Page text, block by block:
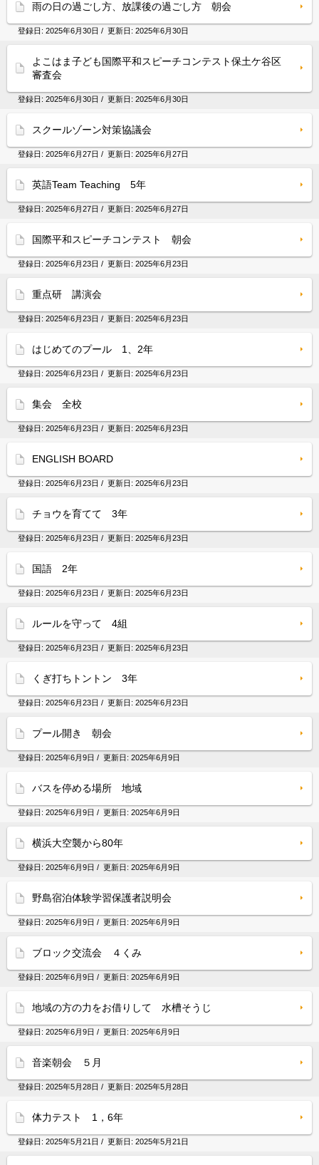
雨の日の過ごし方、放課後の過ごし方 朝会
登録日: 2025年6月30日 / 更新日: 2025年6月30日
よこはま子ども国際平和スピーチコンテスト保土ケ谷区
審査会
登録日: 2025年6月30日 / 更新日: 2025年6月30日
スクールゾーン対策協議会
登録日: 2025年6月27日 / 更新日: 2025年6月27日
英語Team Teaching 5年
登録日: 2025年6月27日 / 更新日: 2025年6月27日
国際平和スピーチコンテスト 朝会
登録日: 2025年6月23日 / 更新日: 2025年6月23日
重点研 講演会
登録日: 2025年6月23日 / 更新日: 2025年6月23日
はじめてのプール 1、2年
登録日: 2025年6月23日 / 更新日: 2025年6月23日
集会 全校
登録日: 2025年6月23日 / 更新日: 2025年6月23日
ENGLISH BOARD
登録日: 2025年6月23日 / 更新日: 2025年6月23日
チョウを育てて 3年
登録日: 2025年6月23日 / 更新日: 2025年6月23日
国語 2年
登録日: 2025年6月23日 / 更新日: 2025年6月23日
ルールを守って 4組
登録日: 2025年6月23日 / 更新日: 2025年6月23日
くぎ打ちトントン 3年
登録日: 2025年6月23日 / 更新日: 2025年6月23日
プール開き 朝会
登録日: 2025年6月9日 / 更新日: 2025年6月9日
バスを停める場所 地域
登録日: 2025年6月9日 / 更新日: 2025年6月9日
横浜大空襲から80年
登録日: 2025年6月9日 / 更新日: 2025年6月9日
野島宿泊体験学習保護者説明会
登録日: 2025年6月9日 / 更新日: 2025年6月9日
ブロック交流会 ４くみ
登録日: 2025年6月9日 / 更新日: 2025年6月9日
地域の方の力をお借りして 水槽そうじ
登録日: 2025年6月9日 / 更新日: 2025年6月9日
音楽朝会 ５月
登録日: 2025年5月28日 / 更新日: 2025年5月28日
体力テスト 1，6年
登録日: 2025年5月21日 / 更新日: 2025年5月21日